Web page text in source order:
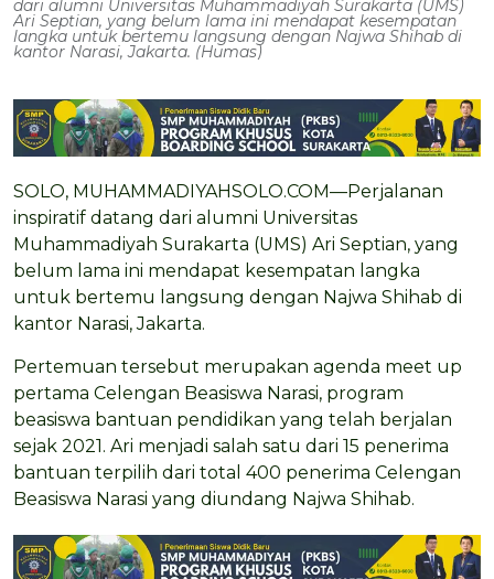
dari alumni Universitas Muhammadiyah Surakarta (UMS)
Ari Septian, yang belum lama ini mendapat kesempatan
langka untuk bertemu langsung dengan Najwa Shihab di
kantor Narasi, Jakarta. (Humas)
SOLO, MUHAMMADIYAHSOLO.COM—Perjalanan
inspiratif datang dari alumni Universitas
Muhammadiyah Surakarta (UMS) Ari Septian, yang
belum lama ini mendapat kesempatan langka
untuk bertemu langsung dengan Najwa Shihab di
kantor Narasi, Jakarta.
Pertemuan tersebut merupakan agenda meet up
pertama Celengan Beasiswa Narasi, program
beasiswa bantuan pendidikan yang telah berjalan
sejak 2021. Ari menjadi salah satu dari 15 penerima
bantuan terpilih dari total 400 penerima Celengan
Beasiswa Narasi yang diundang Najwa Shihab.